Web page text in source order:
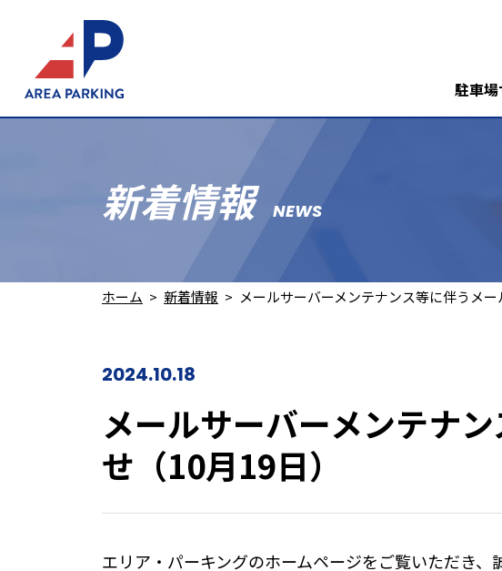
駐車
新着情報 NEWS
ホーム 新着情報 メールサーバーメンテナンス等に伴うメ
2024.10.18
メールサーバーメンテナ
せ（10月19日）
エリア・パーキングのホームページをご覧いただき、